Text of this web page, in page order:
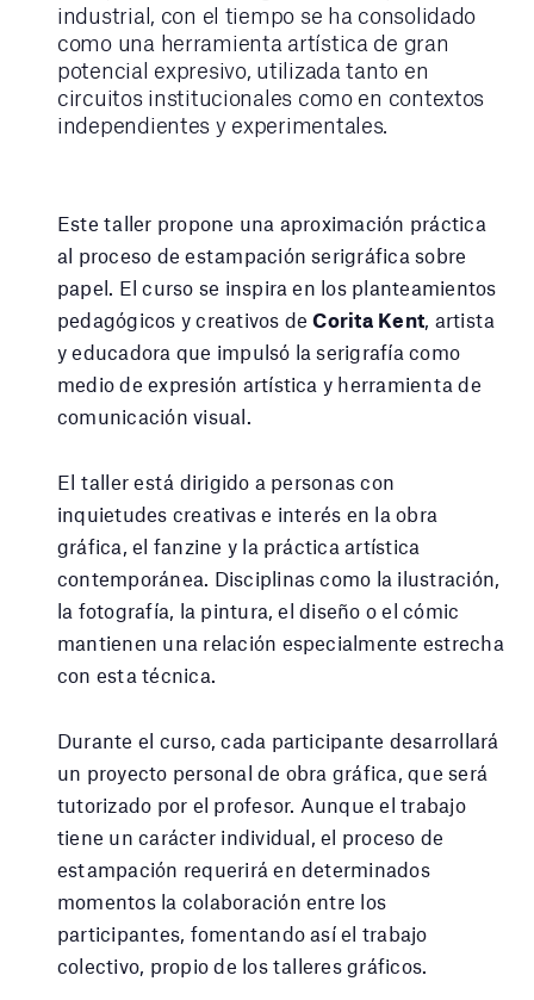
industrial, con el tiempo se ha consolidado
como una herramienta artística de gran
potencial expresivo, utilizada tanto en
circuitos institucionales como en contextos
independientes y experimentales.
Este taller propone una aproximación práctica
al proceso de estampación serigráfica sobre
papel. El curso se inspira en los planteamientos
pedagógicos y creativos deCorita Kent , artista
y educadora que impulsó la serigrafía como
medio de expresión artística y herramienta de
comunicación visual.
El taller está dirigido a personas con
inquietudes creativas e interés en la obra
gráfica, el fanzine y la práctica artística
contemporánea. Disciplinas como la ilustración,
la fotografía, la pintura, el diseño o el cómic
mantienen una relación especialmente estrecha
con esta técnica.
Durante el curso, cada participante desarrollará
un proyecto personal de obra gráfica, que será
tutorizado por el profesor. Aunque el trabajo
tiene un carácter individual, el proceso de
estampación requerirá en determinados
momentos la colaboración entre los
participantes, fomentando así el trabajo
colectivo, propio de los talleres gráficos.